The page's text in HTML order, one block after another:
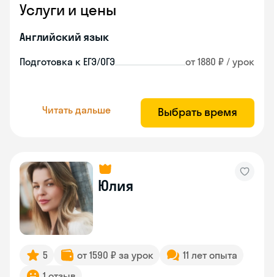
Услуги и цены
Английский язык
Подготовка к ЕГЭ/ОГЭ от 1880 ₽ / урок
Читать дальше Выбрать время
Юлия
5 от 1590 ₽ за урок
11 лет опыта